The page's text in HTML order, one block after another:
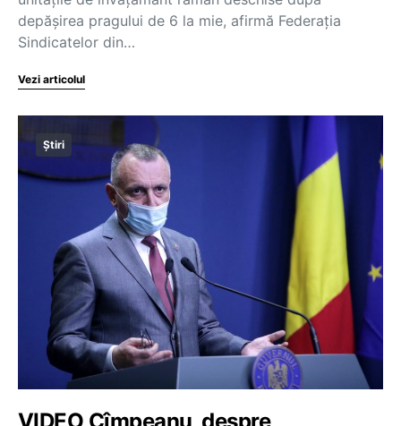
depășirea pragului de 6 la mie, afirmă Federația
Sindicatelor din…
Vezi articolul
Știri